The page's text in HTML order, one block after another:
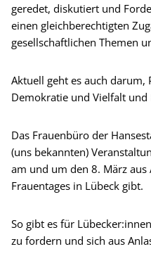
geredet, diskutiert und
einen gleichberechtigten
gesellschaftlichen Themen
Aktuell geht es auch darum,
Demokratie und Vielfalt und
Das Frauenbüro der
(uns bekannten)
am und um den 8. März
Frauentages in Lübeck gibt.
So gibt es für
zu fordern und sich aus